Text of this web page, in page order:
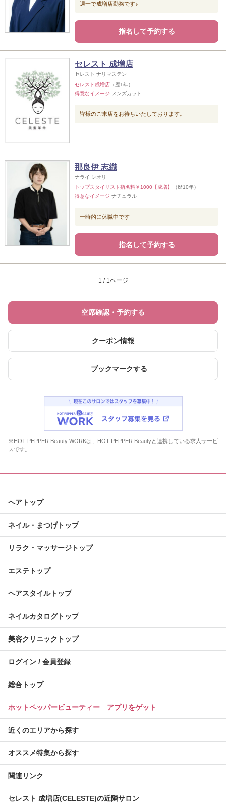
週一で成増店勤務です♪
指名して予約する
セレスト 成増店
セレスト ナリマステン
セレスト成増店 （歴1年）
得意なイメージ メンズカット
皆様のご来店をお待ちいたしております。
那良伊 志織
ナライ シオリ
トップスタイリスト指名料￥1000【成増】
（歴10年）
得意なイメージ ナチュラル
一時的に休職中です
指名して予約する
1 / 1ページ
空席確認・予約する
クーポン情報
ブックマークする
※HOT PEPPER Beauty WORKは、HOT PEPPER Beautyと連携している求人サービ
スです。
ヘアトップ
ネイル・まつげトップ
リラク・マッサージトップ
エステトップ
ヘアスタイルトップ
ネイルカタログトップ
美容クリニックトップ
ログイン / 会員登録
総合トップ
ホットペッパービューティー アプリをゲット
近くのエリアから探す
オススメ特集から探す
関連リンク
セレスト 成増店(CELESTE)の近隣サロン